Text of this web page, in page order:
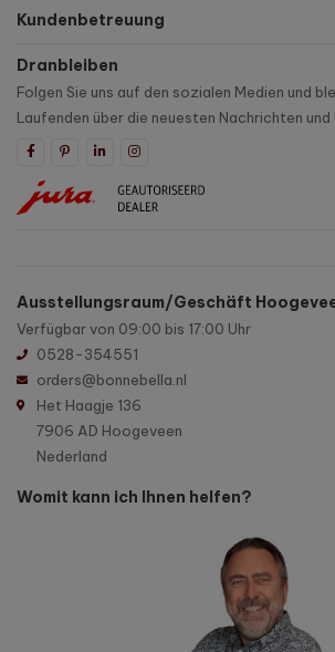
Kundenbetreuung
Dranbleiben
Folgen Sie uns auf den sozialen Medien und
Laufenden über die neuesten Nachrichten und
Ausstellungsraum/Geschäft
Verfügbar von 09:00 bis 17:00 Uhr
0528-354551
orders@bonnebella.nl
Het Haagje 136
7906 AD Hoogeveen
Nederland
Womit kann ich Ihnen helfen?